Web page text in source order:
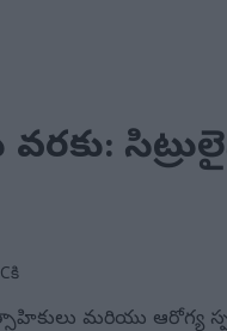
వరకు:
మరియు ఆరోగ్య